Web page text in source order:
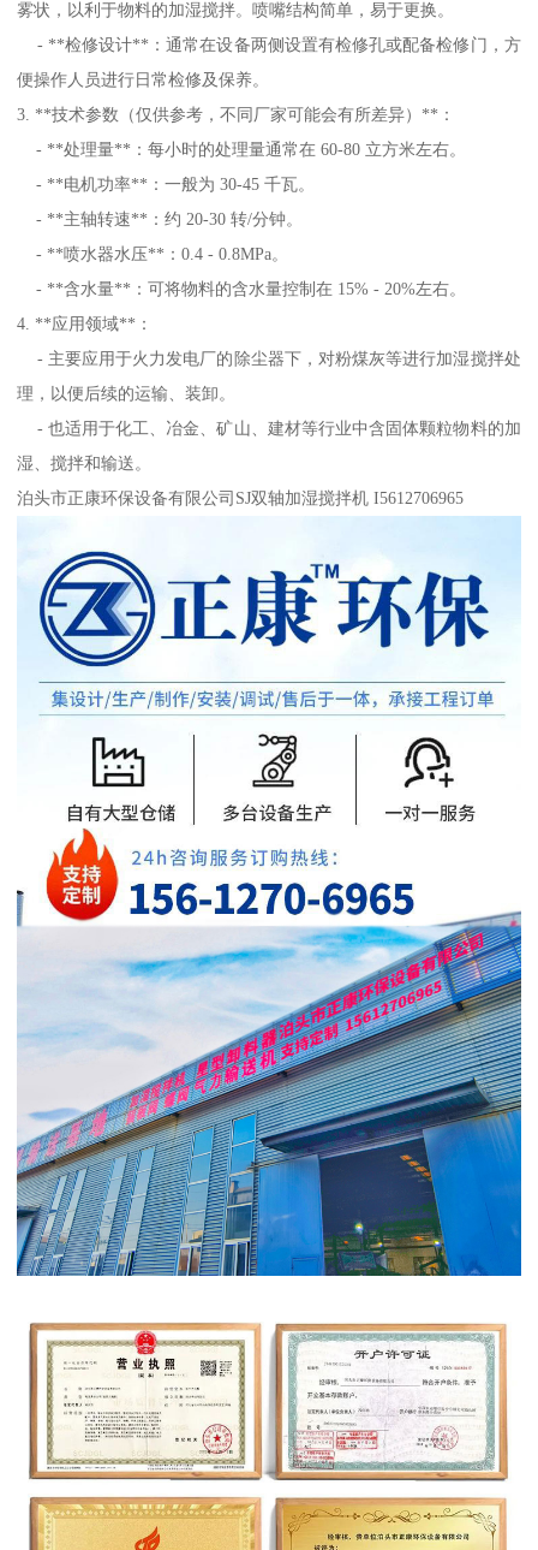
雾状，以利于物料的加湿搅拌。喷嘴结构简单，易于更换。
- **检修设计**：通常在设备两侧设置有检修孔或配备检修门，方
便操作人员进行日常检修及保养。
3. **技术参数（仅供参考，不同厂家可能会有所差异）**：
- **处理量**：每小时的处理量通常在 60-80 立方米左右。
- **电机功率**：一般为 30-45 千瓦。
- **主轴转速**：约 20-30 转/分钟。
- **喷水器水压**：0.4 - 0.8MPa。
- **含水量**：可将物料的含水量控制在 15% - 20%左右。
4. **应用领域**：
- 主要应用于火力发电厂的除尘器下，对粉煤灰等进行加湿搅拌处
理，以便后续的运输、装卸。
- 也适用于化工、冶金、矿山、建材等行业中含固体颗粒物料的加
湿、搅拌和输送。
泊头市正康环保设备有限公司SJ双轴加湿搅拌机 I5612706965